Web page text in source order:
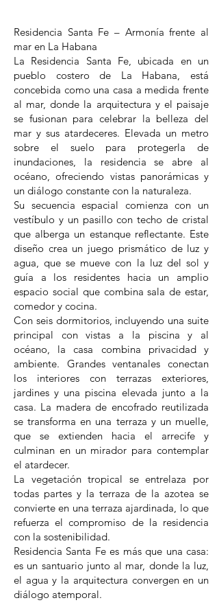
Residencia Santa Fe – Armonía frente al
mar en La Habana
La Residencia Santa Fe, ubicada en un
pueblo costero de La Habana, está
concebida como una casa a medida frente
al mar, donde la arquitectura y el paisaje
se fusionan para celebrar la belleza del
mar y sus atardeceres. Elevada un metro
sobre el suelo para protegerla de
inundaciones, la residencia se abre al
océano, ofreciendo vistas panorámicas y
un diálogo constante con la naturaleza.
Su secuencia espacial comienza con un
vestíbulo y un pasillo con techo de cristal
que alberga un estanque reflectante. Este
diseño crea un juego prismático de luz y
agua, que se mueve con la luz del sol y
guía a los residentes hacia un amplio
espacio social que combina sala de estar,
comedor y cocina.
Con seis dormitorios, incluyendo una suite
principal con vistas a la piscina y al
océano, la casa combina privacidad y
ambiente. Grandes ventanales conectan
los interiores con terrazas exteriores,
jardines y una piscina elevada junto a la
casa. La madera de encofrado reutilizada
se transforma en una terraza y un muelle,
que se extienden hacia el arrecife y
culminan en un mirador para contemplar
el atardecer.
La vegetación tropical se entrelaza por
todas partes y la terraza de la azotea se
convierte en una terraza ajardinada, lo que
refuerza el compromiso de la residencia
con la sostenibilidad.
Residencia Santa Fe es más que una casa:
es un santuario junto al mar, donde la luz,
el agua y la arquitectura convergen en un
diálogo atemporal.